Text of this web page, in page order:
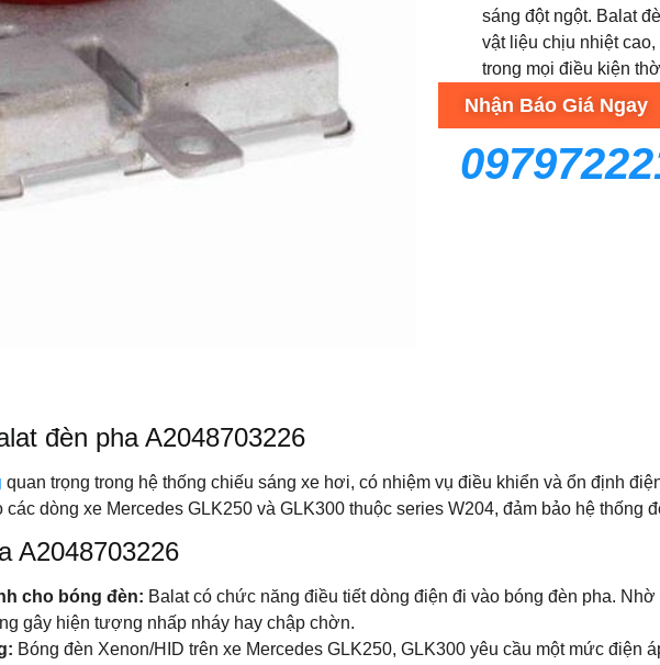
sáng đột ngột. Balat
vật liệu chịu nhiệt
trong mọi điều kiện
Nhận Báo Giá Ngay
đèn pha A2048703226
quan trọng trong hệ thống chiếu sáng xe hơi, có nhiệm vụ điều khiển và ổn định
dòng xe Mercedes GLK250 và GLK300 thuộc series W204, đảm bảo hệ thống
A2048703226
cho bóng đèn: Balat có chức năng điều tiết dòng điện đi vào bóng đèn pha.
gây hiện tượng nhấp nháy hay chập chờn.
Bóng đèn Xenon/HID trên xe Mercedes GLK250, GLK300 yêu cầu một mức điện